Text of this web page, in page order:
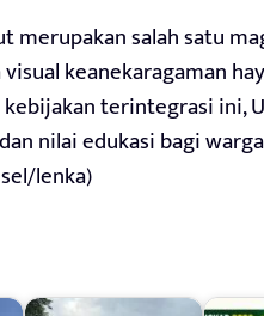
merupakan salah satu
keanekaragaman
terintegrasi ini,
nilai edukasi bagi
lenka)